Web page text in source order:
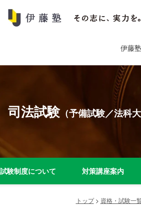
伊藤
司法試験 （予備試験／法科
試験制度について 対策講座案内
トップ> 資格・試験一